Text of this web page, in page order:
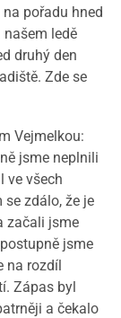
pořadu hned
ledě
druhý den
Zde se
Vejmelkou:
jsme neplnili
ve všech
zdálo, že je
začali jsme
jsme
na rozdíl
Zápas byl
a čekalo